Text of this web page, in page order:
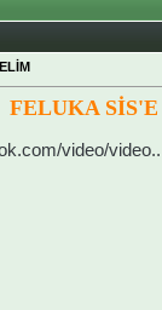
FELUKA
video/